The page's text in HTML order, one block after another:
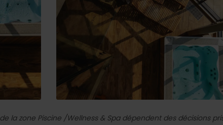
la zone Piscine /Wellness & Spa dépendent des décisions